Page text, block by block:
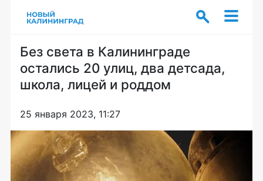
Без света в Калининграде
остались 20 улиц, два детсада,
школа, лицей и роддом
25 января 2023, 11:27